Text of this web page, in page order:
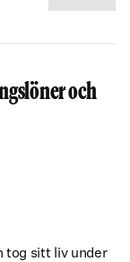
och
tog sitt liv under